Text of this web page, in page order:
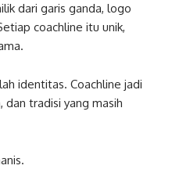
dari garis ganda, logo
coachline itu unik,
identitas. Coachline jadi
dan tradisi yang masih